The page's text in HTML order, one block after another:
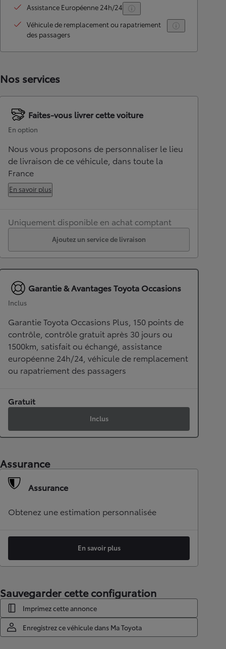
Assistance Européenne 24h/24
Véhicule de remplacement ou rapatriement
des passagers
Nos services
Faites-vous livrer cette voiture
En option
Nous vous proposons de personnaliser le lieu
de livraison de ce véhicule, dans toute la
France
En savoir plus
Uniquement disponible en achat comptant
Ajoutez un service de livraison
Garantie & Avantages Toyota Occasions
Inclus
Garantie Toyota Occasions Plus, 150 points de
contrôle, contrôle gratuit après 30 jours ou
1500km, satisfait ou échangé, assistance
européenne 24h/24, véhicule de remplacement
ou rapatriement des passagers
Gratuit
Inclus
Assurance
Assurance
Obtenez une estimation personnalisée
En savoir plus
Sauvegarder cette configuration
Imprimez cette annonce
Enregistrez ce véhicule dans Ma Toyota